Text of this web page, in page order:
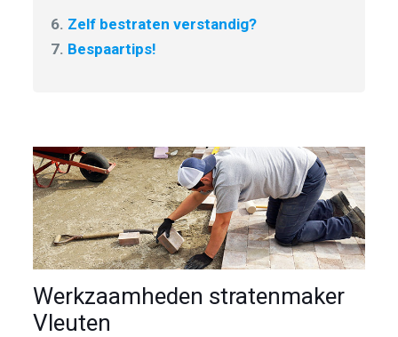
6. Zelf bestraten verstandig?
7. Bespaartips!
Werkzaamheden stratenmaker
Vleuten